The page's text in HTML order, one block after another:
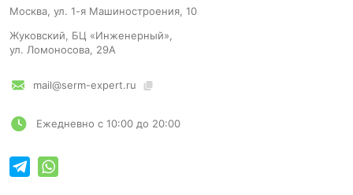
Москва, ул. 1-я Машиностроения, 10
Жуковский, БЦ «Инженерный»,
ул. Ломоносова, 29А
mail@serm-expert.ru
Ежедневно с 10:00 до 20:00